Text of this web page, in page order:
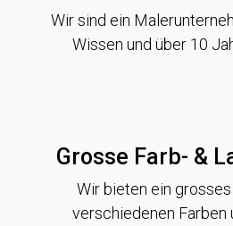
Wir sind ein
Wissen und über 10
Grosse Farb- &
Wir bieten ein
verschiedenen Farben